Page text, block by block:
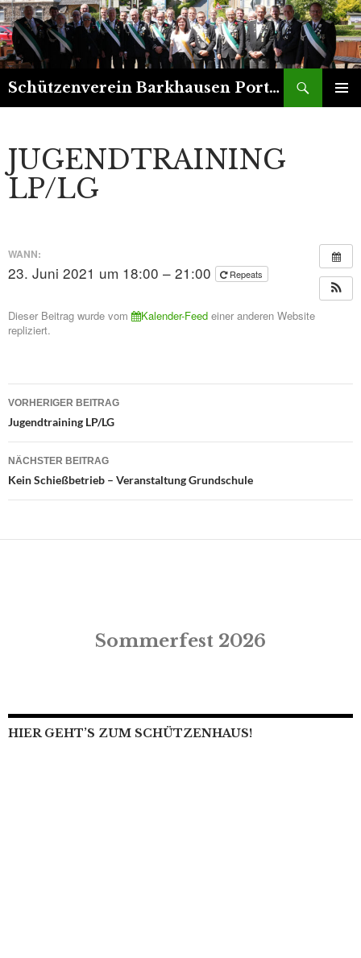
Schützenverein Barkhausen Porta 1899 e.V.
Suchen
JUGENDTRAINING
LP/LG
WANN:
23. Juni 2021 um 18:00 – 21:00 Repeats
Dieser Beitrag wurde vom Kalender-Feed einer anderen Website
repliziert.
Beitrags-
Navigation
VORHERIGER BEITRAG
Jugendtraining LP/LG
NÄCHSTER BEITRAG
Kein Schießbetrieb – Veranstaltung Grundschule
Sommerfest 2026
HIER GEHT’S ZUM SCHÜTZENHAUS!